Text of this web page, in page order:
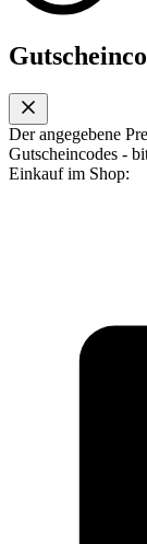
Der angegebene
Gutscheincodes -
Einkauf im Shop: